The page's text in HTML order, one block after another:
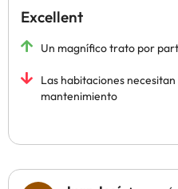
Excellent
Un magnífico trato por
Las habitaciones
mantenimiento